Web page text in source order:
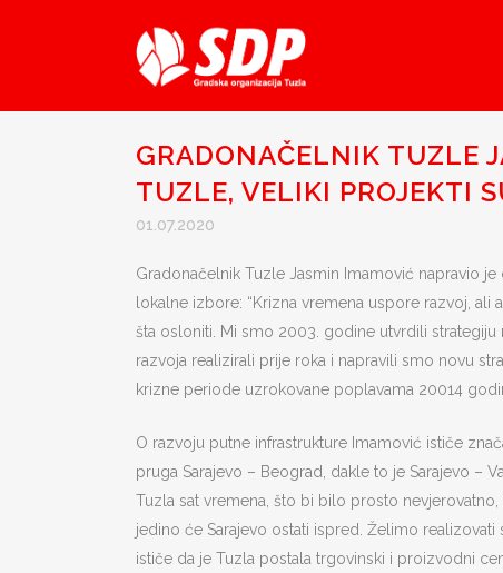
GRADONAČELNIK TUZLE
TUZLE, VELIKI PROJEKTI
01.07.2020
Gradonačelnik Tuzle Jasmin Imamović napravio
lokalne izbore: “Krizna vremena uspore razvoj,
šta osloniti. Mi smo 2003. godine utvrdili
razvoja realizirali prije roka i napravili smo novu
krizne periode uzrokovane poplavama 20014
O razvoju putne infrastrukture Imamović ističe
pruga Sarajevo – Beograd, dakle to je Sarajevo –
Tuzla sat vremena, što bi bilo prosto
jedino će Sarajevo ostati ispred. Želimo
ističe da je Tuzla postala trgovinski i proizvodni